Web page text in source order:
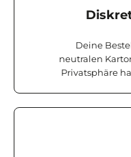
Deine
neutralen
Privatsphäre